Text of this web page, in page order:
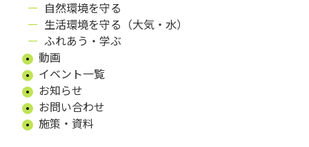
自然環境を守る
生活環境を守る（大気・水）
ふれあう・学ぶ
動画
イベント一覧
お知らせ
お問い合わせ
施策・資料